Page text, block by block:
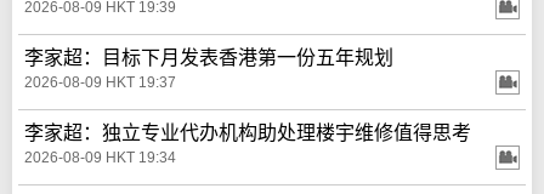
2026-08-09 HKT 19:39
李家超：目标下月发表香港第一份五年规划
2026-08-09 HKT 19:37
李家超：独立专业代办机构助处理楼宇维修值得思考
2026-08-09 HKT 19:34